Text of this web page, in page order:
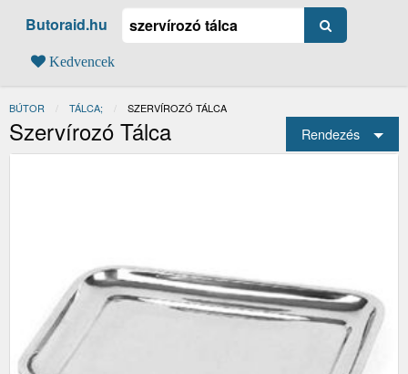
Butoraid.hu
Kedvencek
BÚTOR TÁLCA; JELENLEGI:
SZERVÍROZÓ TÁLCA
Szervírozó Tálca Rendezés